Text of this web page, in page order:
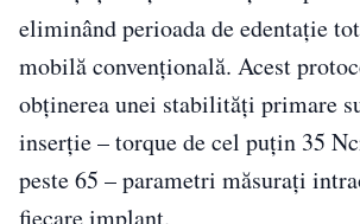
eliminând perioada de edentație
mobilă convențională. Acest
obținerea unei stabilități primare
inserție – torque de cel puțin 35
peste 65 – parametri măsurați
fiecare implant.